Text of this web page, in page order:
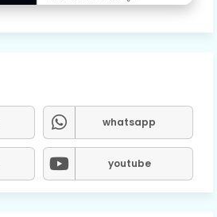
whatsapp
youtube